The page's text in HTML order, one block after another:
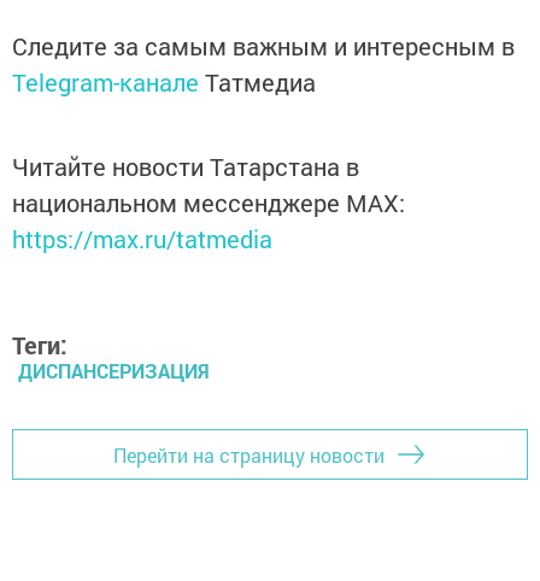
Следите за самым важным и интересным в
Telegram-канале Татмедиа
Читайте новости Татарстана в
национальном мессенджере MАХ:
https://max.ru/tatmedia
Теги:
ДИСПАНСЕРИЗАЦИЯ
Перейти на страницу новости